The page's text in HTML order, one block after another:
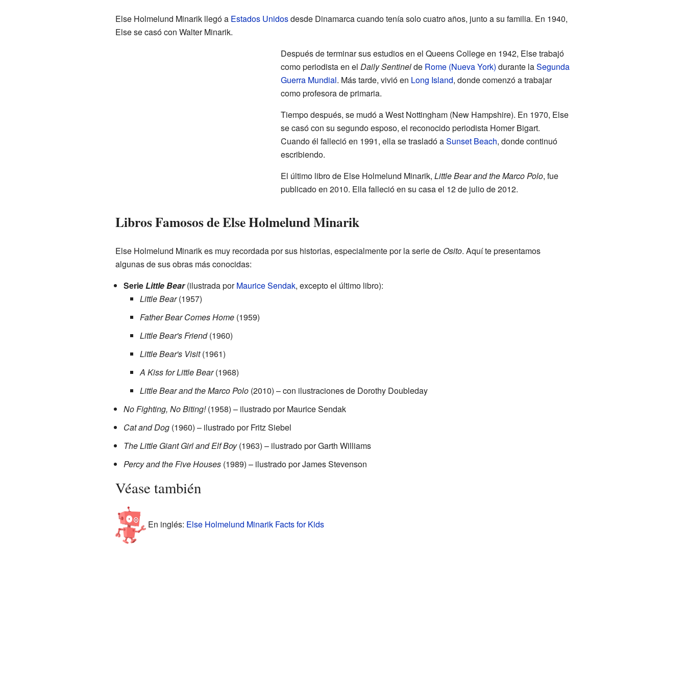
Else Holmelund Minarik llegó a Estados Unidosdesde Dinamarca cuando tenía solo cuatro años, junto a su familia. En 1940,
Else se casó con Walter Minarik.
Después de terminar sus estudios en el Queens College en 1942, Else trabajó
como periodista en el Daily Sentinelde Rome (Nueva York) durante laSegunda
Guerra Mundial. Más tarde, vivió en Long Island, donde comenzó a trabajar
como profesora de primaria.
Tiempo después, se mudó a West Nottingham (New Hampshire). En 1970, Else
se casó con su segundo esposo, el reconocido periodista Homer Bigart.
Cuando él falleció en 1991, ella se trasladó aSunset Beach, donde continuó
escribiendo.
El último libro de Else Holmelund Minarik, Little Bear and the Marco Polo, fue
publicado en 2010. Ella falleció en su casa el 12 de julio de 2012.
Libros Famosos de Else Holmelund Minarik
Else Holmelund Minarik es muy recordada por sus historias, especialmente por la serie de Osito. Aquí te presentamos
algunas de sus obras más conocidas:
SerieLittle Bear(ilustrada porMaurice Sendak, excepto el último libro):
Little Bear(1957)
Father Bear Comes Home(1959)
Little Bear's Friend(1960)
Little Bear's Visit(1961)
A Kiss for Little Bear(1968)
Little Bear and the Marco Polo(2010) – con ilustraciones de Dorothy Doubleday
No Fighting, No Biting!(1958) – ilustrado por Maurice Sendak
Cat and Dog(1960) – ilustrado por Fritz Siebel
The Little Giant Girl and Elf Boy(1963) – ilustrado por Garth Williams
Percy and the Five Houses(1989) – ilustrado por James Stevenson
Véase también
En inglés: Else Holmelund Minarik Facts for Kids